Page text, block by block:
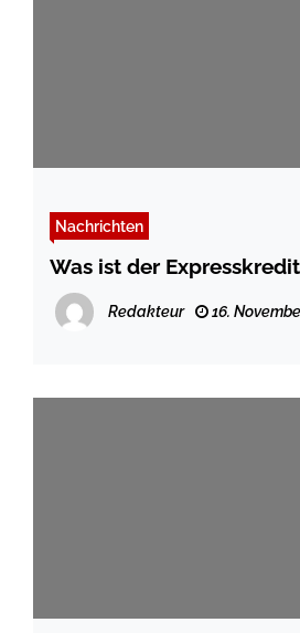
Nachrichten
Was ist der
Redakteur 16.